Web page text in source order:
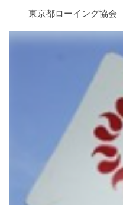
東京都ローイング協会